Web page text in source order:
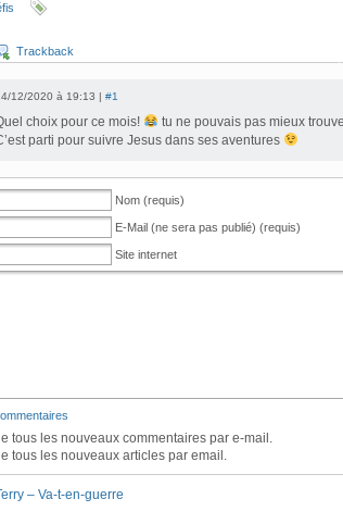
Trackback
12/2020 à 19:13 | #1
choix pour ce mois!
tu ne pouvais pas mieux
parti pour suivre Jesus dans ses aventures
Nom (requis)
E-Mail (ne sera pas publié) (requis)
Site internet
tous les nouveaux commentaires par e-mail.
tous les nouveaux articles par email.
– Va-t-en-guerre